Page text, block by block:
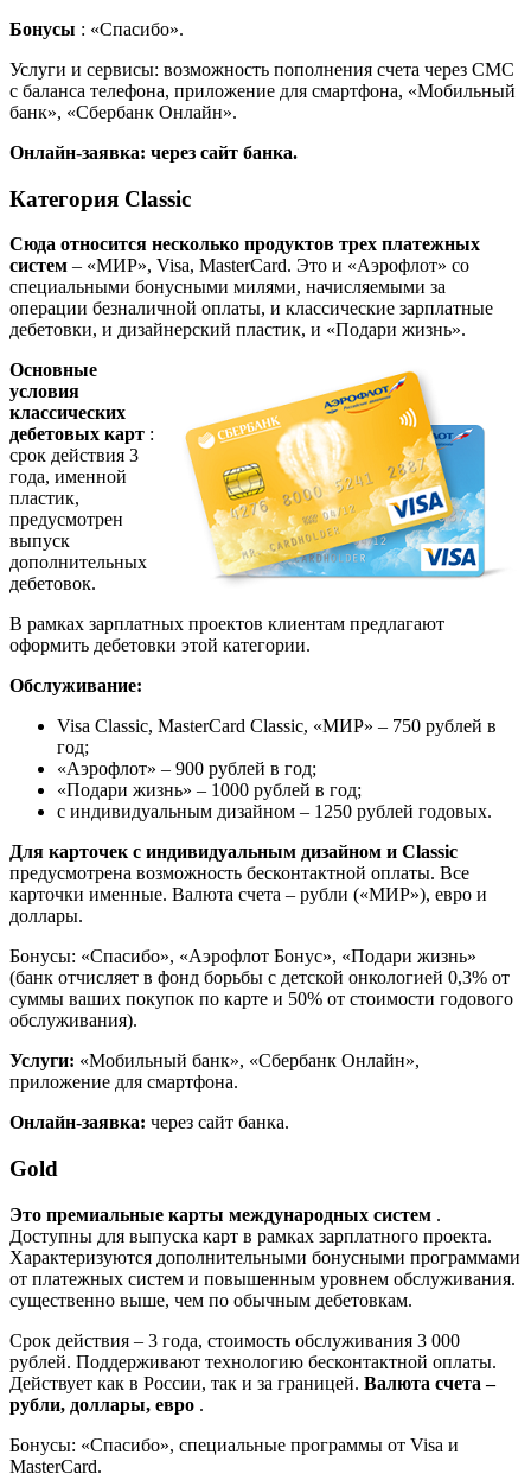
Бонусы : «Спасибо».
Услуги и сервисы: возможность пополнения счета через СМС
с баланса телефона, приложение для смартфона, «Мобильный
банк», «Сбербанк Онлайн».
Онлайн-заявка: через сайт банка.
Категория Classic
Сюда относится несколько продуктов трех платежных
систем – «МИР», Visa, MasterCard. Это и «Аэрофлот» со
специальными бонусными милями, начисляемыми за
операции безналичной оплаты, и классические зарплатные
дебетовки, и дизайнерский пластик, и «Подари жизнь».
Основные
условия
классических
дебетовых карт :
срок действия 3
года, именной
пластик,
предусмотрен
выпуск
дополнительных
дебетовок.
В рамках зарплатных проектов клиентам предлагают
оформить дебетовки этой категории.
Обслуживание:
Visa Classic, MasterCard Classic, «МИР» – 750 рублей в
год;
«Аэрофлот» – 900 рублей в год;
«Подари жизнь» – 1000 рублей в год;
с индивидуальным дизайном – 1250 рублей годовых.
Для карточек с индивидуальным дизайном и Classic
предусмотрена возможность бесконтактной оплаты. Все
карточки именные. Валюта счета – рубли («МИР»), евро и
доллары.
Бонусы: «Спасибо», «Аэрофлот Бонус», «Подари жизнь»
(банк отчисляет в фонд борьбы с детской онкологией 0,3% от
суммы ваших покупок по карте и 50% от стоимости годового
обслуживания).
Услуги: «Мобильный банк», «Сбербанк Онлайн»,
приложение для смартфона.
Онлайн-заявка: через сайт банка.
Gold
Это премиальные карты международных систем .
Доступны для выпуска карт в рамках зарплатного проекта.
Характеризуются дополнительными бонусными программами
от платежных систем и повышенным уровнем обслуживания.
существенно выше, чем по обычным дебетовкам.
Срок действия – 3 года, стоимость обслуживания 3 000
рублей. Поддерживают технологию бесконтактной оплаты.
Действует как в России, так и за границей. Валюта счета –
рубли, доллары, евро .
Бонусы: «Спасибо», специальные программы от Visa и
MasterCard.